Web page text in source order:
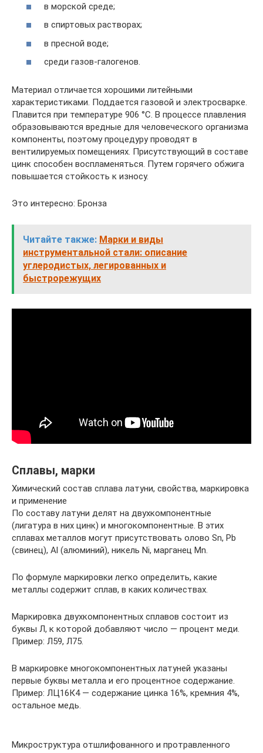
в морской среде;
в спиртовых растворах;
в пресной воде;
среди газов-галогенов.
Материал отличается хорошими литейными
характеристиками. Поддается газовой и электросварке.
Плавится при температуре 906 °С. В процессе плавления
образовываются вредные для человеческого организма
компоненты, поэтому процедуру проводят в
вентилируемых помещениях. Присутствующий в составе
цинк способен воспламеняться. Путем горячего обжига
повышается стойкость к износу.
Это интересно: Бронза
Читайте также: Марки и виды
инструментальной стали: описание
углеродистых, легированных и
быстрорежущих
Сплавы, марки
Химический состав сплава латуни, свойства, маркировка
и применение
По составу латуни делят на двухкомпонентные
(лигатура в них цинк) и многокомпонентные. В этих
сплавах металлов могут присутствовать олово Sn, Pb
(свинец), Al (алюминий), никель Ni, марганец Mn.
По формуле маркировки легко определить, какие
металлы содержит сплав, в каких количествах.
Маркировка двухкомпонентных сплавов состоит из
буквы Л, к которой добавляют число — процент меди.
Пример: Л59, Л75.
В маркировке многокомпонентных латуней указаны
первые буквы металла и его процентное содержание.
Пример: ЛЦ16К4 — содержание цинка 16%, кремния 4%,
остальное медь.
Микроструктура отшлифованного и протравленного